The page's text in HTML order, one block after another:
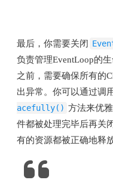
最后，你需要关闭
负责管理EventLoop的
之前，需要确保所有的
出异常。你可以通过调
acefully() 方法来优
件都被处理完毕后再关
有的资源都被正确地释放